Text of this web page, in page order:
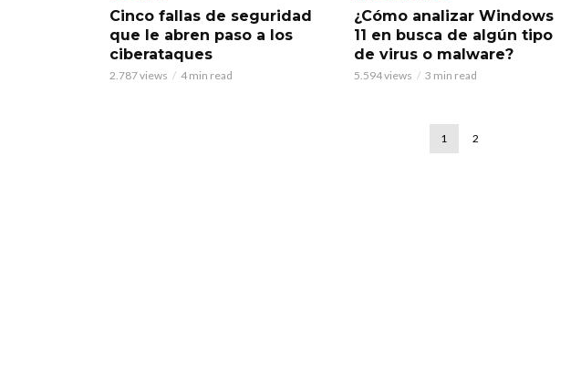
Cinco fallas de seguridad
que le abren paso a los
ciberataques
2.787 views 4 min read
¿Cómo analizar Windows
11 en busca de algún tipo
de virus o malware?
5.594 views 3 min read
1 2